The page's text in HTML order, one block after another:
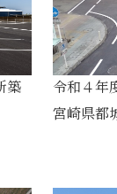
築
令和４年
宮崎県都